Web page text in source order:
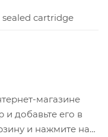
sealed cartridge
магазине
добавьте его в
и нажмите на